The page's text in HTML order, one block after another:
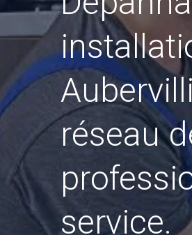
réseau
service.